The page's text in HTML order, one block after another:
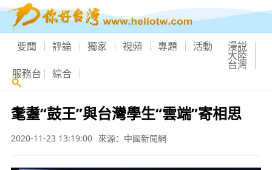
要聞 評論 獨家 視頻 專題 活動 漫説
大陸
台灣
服務台 綜合
耄耋“鼓王”與台灣學生“雲端”寄相思
2020-11-23 13:19:00 來源：中國新聞網